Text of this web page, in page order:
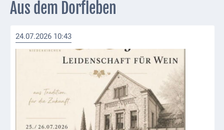
und Events
Freizeit
Wandern/Nord.Walking
magnum)
Aus dem Dorfleben
24.07.2026 10:43